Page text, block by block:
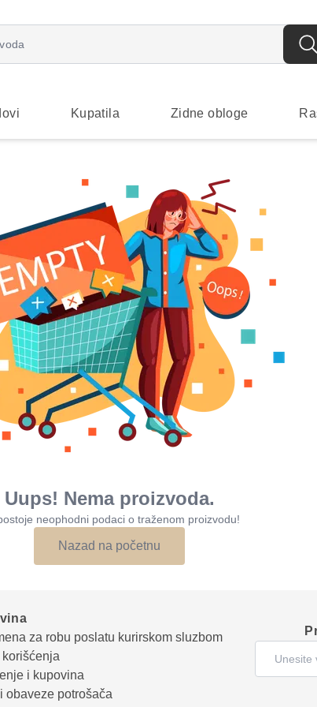
Kupatila Zidne obloge
Uups! Nema proizvoda.
neophodni podaci o traženom proizvodu!
Nazad na početnu
za robu poslatu kurirskom sluzbom
i kupovina
obaveze potrošača